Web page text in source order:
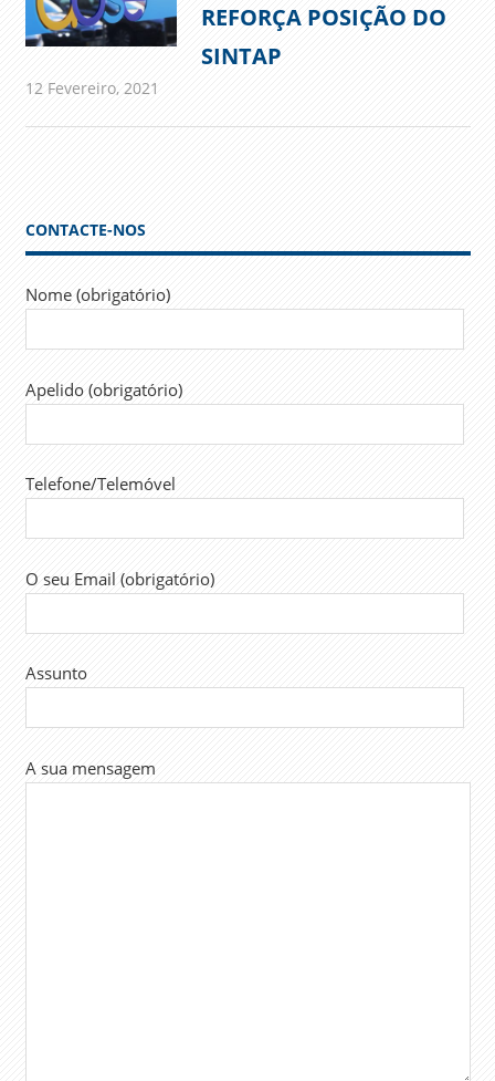
REFORÇA POSIÇÃO DO
SINTAP
12 Fevereiro, 2021
CONTACTE-NOS
Nome (obrigatório)
Apelido (obrigatório)
Telefone/Telemóvel
O seu Email (obrigatório)
Assunto
A sua mensagem